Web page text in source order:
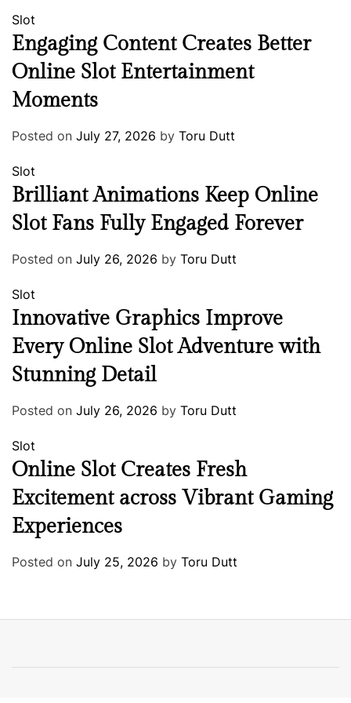
Slot
Engaging Content Creates Better
Online Slot Entertainment
Moments
Posted on July 27, 2026 by Toru Dutt
Slot
Brilliant Animations Keep Online
Slot Fans Fully Engaged Forever
Posted on July 26, 2026 by Toru Dutt
Slot
Innovative Graphics Improve
Every Online Slot Adventure with
Stunning Detail
Posted on July 26, 2026 by Toru Dutt
Slot
Online Slot Creates Fresh
Excitement across Vibrant Gaming
Experiences
Posted on July 25, 2026 by Toru Dutt